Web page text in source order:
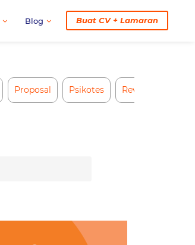
Blog Buat CV + Lamaran
Proposal Psikotes Review CV AI